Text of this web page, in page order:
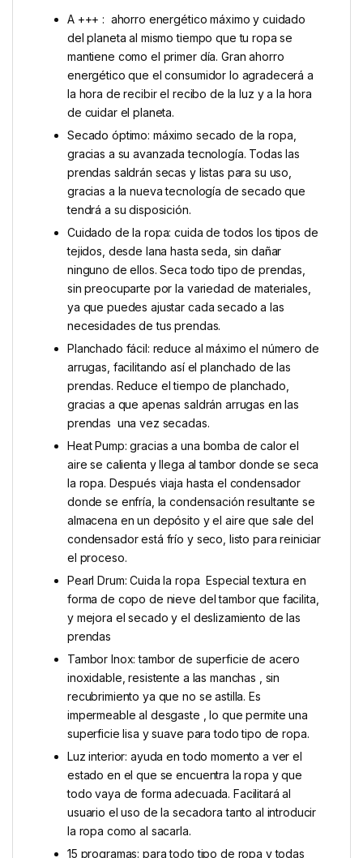
A +++ : ahorro energético máximo y cuidado
del planeta al mismo tiempo que tu ropa se
mantiene como el primer día. Gran ahorro
energético que el consumidor lo agradecerá a
la hora de recibir el recibo de la luz y a la hora
de cuidar el planeta.
Secado óptimo: máximo secado de la ropa,
gracias a su avanzada tecnología. Todas las
prendas saldrán secas y listas para su uso,
gracias a la nueva tecnología de secado que
tendrá a su disposición.
Cuidado de la ropa: cuida de todos los tipos de
tejidos, desde lana hasta seda, sin dañar
ninguno de ellos. Seca todo tipo de prendas,
sin preocuparte por la variedad de materiales,
ya que puedes ajustar cada secado a las
necesidades de tus prendas.
Planchado fácil: reduce al máximo el número de
arrugas, facilitando así el planchado de las
prendas. Reduce el tiempo de planchado,
gracias a que apenas saldrán arrugas en las
prendas una vez secadas.
Heat Pump: gracias a una bomba de calor el
aire se calienta y llega al tambor donde se seca
la ropa. Después viaja hasta el condensador
donde se enfría, la condensación resultante se
almacena en un depósito y el aire que sale del
condensador está frío y seco, listo para reiniciar
el proceso.
Pearl Drum: Cuida la ropa Especial textura en
forma de copo de nieve del tambor que facilita,
y mejora el secado y el deslizamiento de las
prendas
Tambor Inox: tambor de superficie de acero
inoxidable, resistente a las manchas , sin
recubrimiento ya que no se astilla. Es
impermeable al desgaste , lo que permite una
superficie lisa y suave para todo tipo de ropa.
Luz interior: ayuda en todo momento a ver el
estado en el que se encuentra la ropa y que
todo vaya de forma adecuada. Facilitará al
usuario el uso de la secadora tanto al introducir
la ropa como al sacarla.
15 programas: para todo tipo de ropa y todas